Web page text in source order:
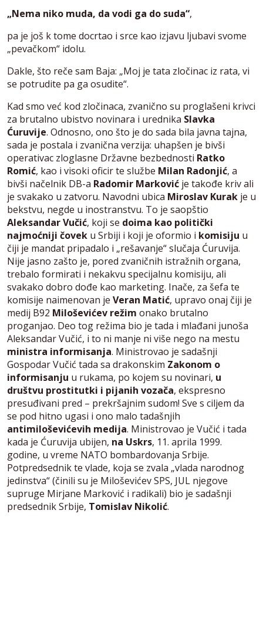
„Nema niko muda, da vodi ga do suda“,
pa je još k tome docrtao i srce kao izjavu ljubavi svome
„pevačkom“ idolu.
Dakle, što reče sam Baja: „Moj je tata zločinac iz rata, vi
se potrudite pa ga osudite“.
Kad smo već kod zločinaca, zvanično su proglašeni krivci
za brutalno ubistvo novinara i urednika Slavka
Ćuruvije. Odnosno, ono što je do sada bila javna tajna,
sada je postala i zvanična verzija: uhapšen je bivši
operativac zloglasne Državne bezbednosti Ratko
Romić, kao i visoki oficir te službe Milan Radonjić, a
bivši načelnik DB-a Radomir Marković je takođe kriv ali
je svakako u zatvoru. Navodni ubica Miroslav Kurak je u
bekstvu, negde u inostranstvu. To je saopštio
Aleksandar Vučić, koji se doima kao politički
najmoćniji čovek u Srbiji i koji je oformio i komisiju u
čiji je mandat pripadalo i „rešavanje“ slučaja Ćuruvija.
Nije jasno zašto je, pored zvaničnih istražnih organa,
trebalo formirati i nekakvu specijalnu komisiju, ali
svakako dobro dođe kao marketing. Inače, za šefa te
komisije naimenovan je Veran Matić, upravo onaj čiji je
medij B92 Miloševićev režim onako brutalno
proganjao. Deo tog režima bio je tada i mlađani junoša
Aleksandar Vučić, i to ni manje ni više nego na mestu
ministra informisanja. Ministrovao je sadašnji
Gospodar Vučić tada sa drakonskim Zakonom o
informisanju u rukama, po kojem su novinari, u
društvu prostitutki i pijanih vozača, ekspresno
presuđivani pred – prekršajnim sudom! Sve s ciljem da
se pod hitno ugasi i ono malo tadašnjih
antimiloševićevih medija. Ministrovao je Vučić i tada
kada je Ćuruvija ubijen, na Uskrs, 11. aprila 1999.
godine, u vreme NATO bombardovanja Srbije.
Potpredsednik te vlade, koja se zvala „vlada narodnog
jedinstva“ (činili su je Miloševićev SPS, JUL njegove
supruge Mirjane Marković i radikali) bio je sadašnji
predsednik Srbije, Tomislav Nikolić.